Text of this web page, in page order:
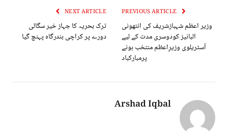
وزیر اعظم شہبازشریف کی انتھونی
البانیز کودوسری مدت کے لیے
آسٹریلوی وزیرِاعظم منتخب ہونے
پرمبارکباد
NEXT ARTICLE
ترک بحریہ کا جہاز خیر سگالی
دورے پر کراچی بندرگاہ پہنچ گیا
Arshad Iqbal